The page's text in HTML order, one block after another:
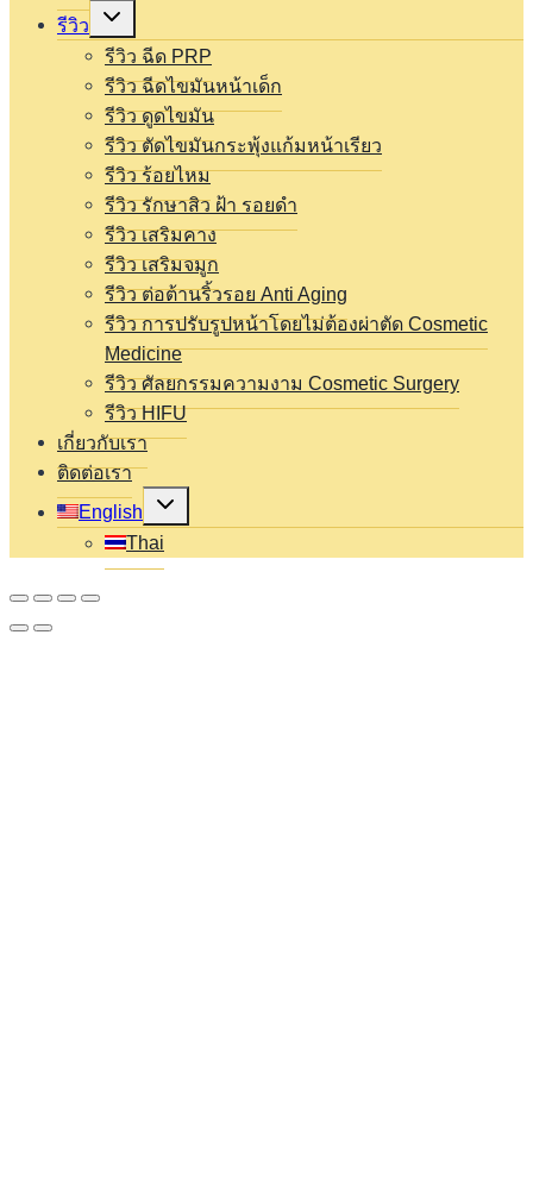
รีวิว
Expand
menu
รีวิว ฉีด PRP
รีวิว ฉีดไขมันหน้าเด็ก
รีวิว ดูดไขมัน
รีวิว ตัดไขมันกระพุ้งแก้มหน้าเรียว
รีวิว ร้อยไหม
รีวิว รักษาสิว ฝ้า รอยดำ
รีวิว เสริมคาง
รีวิว เสริมจมูก
รีวิว ต่อต้านริ้วรอย Anti Aging
รีวิว การปรับรูปหน้าโดยไม่ต้องผ่าตัด Cosmetic
Medicine
รีวิว ศัลยกรรมความงาม Cosmetic Surgery
รีวิว HIFU
เกี่ยวกับเรา
ติดต่อเรา
English
Expand
menu
Thai